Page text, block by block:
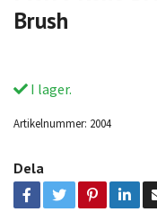
Brush
I lager.
Artikelnummer: 2004
Dela